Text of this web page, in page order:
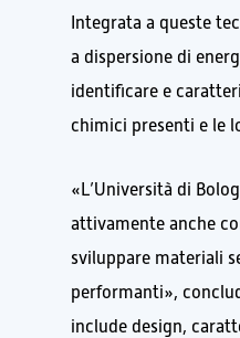
Integrata a queste
a dispersione di
identificare e
chimici presenti e le
«L’Università di
attivamente anche
sviluppare materiali
performanti»,
include design,